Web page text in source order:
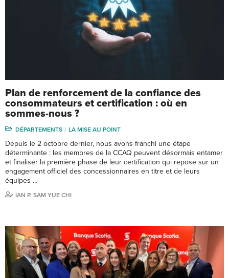
Plan de renforcement de la confiance des
consommateurs et certification : où en
sommes-nous ?
DÉPARTEMENTS LA MISE AU POINT
Depuis le 2 octobre dernier, nous avons franchi une étape
déterminante : les membres de la CCAQ peuvent désormais entamer
et finaliser la première phase de leur certification qui repose sur un
engagement officiel des concessionnaires en titre et de leurs
équipes …
IAN P. SAM YUE CHI